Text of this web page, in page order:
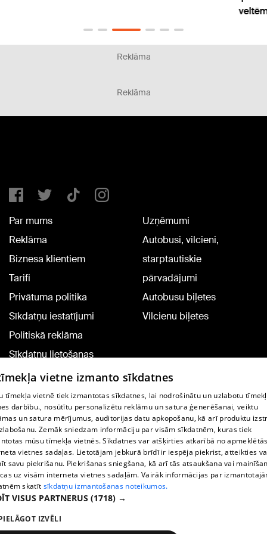
Reklāma
Reklāma
Par mums
Reklāma
Biznesa klientiem
Tarifi
Privātuma politika
Sīkdatņu iestatījumi
Politiskā reklāma
Sīkdatņu lietošanas
noteikumi
Komentāru pievienošana
Uzņēmumi
Autobusi, vilcieni,
starptautiskie
pārvadājumi
Autobusu biļetes
Vilcienu biļetes
TV programma
Līguma noteikumi
360 Ziņu kontakti
Helio Media
Portāla palīdzības dienests: e-pasts -
vietne izmanto sīkdatnes
tīmekļa vietnē tiek izmantotas sīkdatnes, lai nodrošinātu un uzlabotu
darbību., nosūtītu personalizētu reklāmu un satura ģenerēšanai, veiktu
un satura mērījumus, auditorijas datu apkopošanu, kā arī produktu
Zemāk sniedzam informāciju par visām sīkdatnēm, kuras tiek
mūsu tīmekļa vietnēs. Sīkdatnes var atšķirties atkarībā no
vietnes sadaļas. Lietotājam jebkurā brīdī ir iespēja piekrist, atteikties
savu piekrišanu. Piekrišanas sniegšana, kā arī tās atsaukšana vai
uz visām interneta vietnes sadaļām. Vairāk informācijas par
skatīt sīkdatņu izmantošanas noteikumos.
VISUS PARTNERUS (1718) →
IZVĒLI